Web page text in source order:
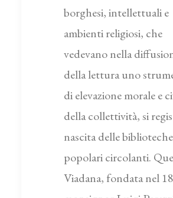
borghesi, intellettuali e
ambienti religiosi, che
vedevano nella
della lettura uno
di elevazione morale e
della collettività, si
nascita delle biblioteche
popolari circolanti.
Viadana, fondata nel